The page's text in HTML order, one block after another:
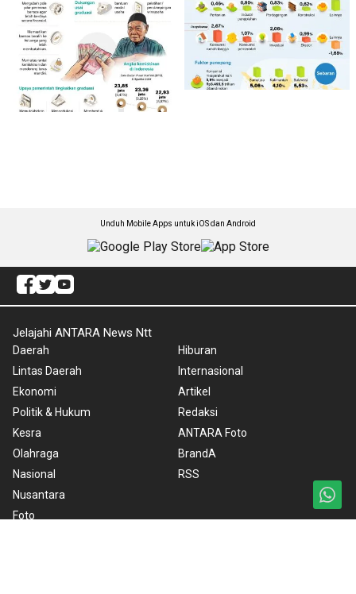
Unduh Mobile Apps untuk iOS dan Android
Jelajahi ANTARA News Ntt
Daerah
Lintas Daerah
Ekonomi
Politik & Hukum
Kesra
Olahraga
Nasional
Nusantara
Foto
Hiburan
Internasional
Artikel
Redaksi
ANTARA Foto
BrandA
RSS